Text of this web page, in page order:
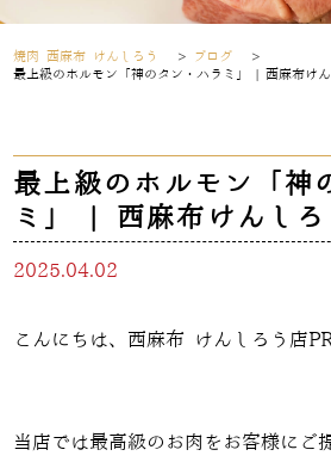
焼肉 西麻布 けんしろう > ブログ
>
最上級のホルモン「神のタン・ハラミ」 | 西麻布けん
最上級のホルモン「神
ミ」 | 西麻布けんしろ
2025.04.02
こんにちは、西麻布 けんしろう店
当店では最高級のお肉をお客様にご